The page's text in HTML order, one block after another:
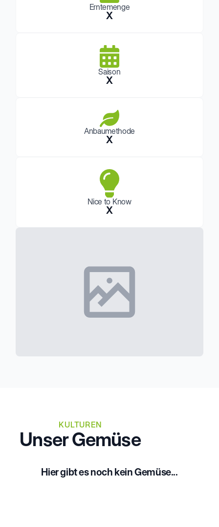
Erntemenge
X
Saison
X
Anbaumethode
X
Nice to Know
X
KULTUREN
Unser Gemüse
Hier gibt es noch kein Gemüse...